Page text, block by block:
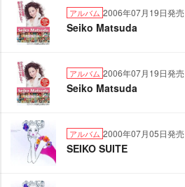
アルバム 2006年07月19日発売
Seiko Matsuda
アルバム 2006年07月19日発売
Seiko Matsuda
アルバム 2000年07月05日発売
SEIKO SUITE